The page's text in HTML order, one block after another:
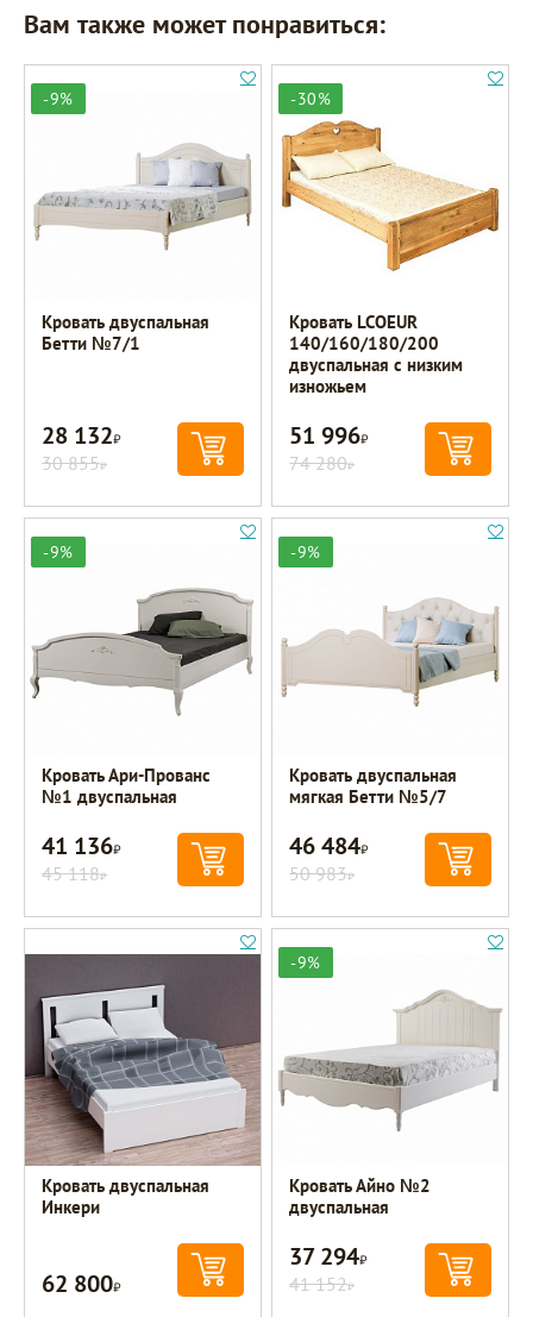
Вам также может понравиться:
-9%
Кровать двуспальная
Бетти №7/1
28 132Р
30 855Р
-30%
Кровать LCOEUR
140/160/180/200
двуспальная с низким
изножьем
51 996Р
74 280Р
-9%
Кровать Ари-Прованс
№1 двуспальная
41 136Р
45 118Р
-9%
Кровать двуспальная
мягкая Бетти №5/7
46 484Р
50 983Р
Кровать двуспальная
Инкери
62 800Р
-9%
Кровать Айно №2
двуспальная
37 294Р
41 152Р